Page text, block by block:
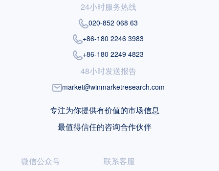
24小时服务热线
020-852 068 63
+86-180 2246 3983
+86-180 2249 4823
48小时发送报告
market@winmarketresearch.com
专注为你提供有价值的市场信息
最值得信任的咨询合作伙伴
微信公众号 联系客服